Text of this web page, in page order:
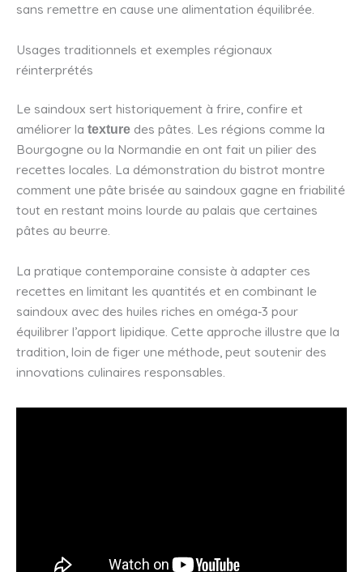
sans remettre en cause une alimentation équilibrée.
Usages traditionnels et exemples régionaux
réinterprétés
Le saindoux sert historiquement à frire, confire et
améliorer la texture des pâtes. Les régions comme la
Bourgogne ou la Normandie en ont fait un pilier des
recettes locales. La démonstration du bistrot montre
comment une pâte brisée au saindoux gagne en friabilité
tout en restant moins lourde au palais que certaines
pâtes au beurre.
La pratique contemporaine consiste à adapter ces
recettes en limitant les quantités et en combinant le
saindoux avec des huiles riches en oméga‑3 pour
équilibrer l’apport lipidique. Cette approche illustre que la
tradition, loin de figer une méthode, peut soutenir des
innovations culinaires responsables.